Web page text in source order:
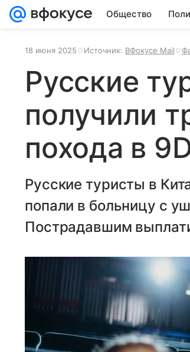
Общество
18 июня 2025 Источник: ВФокусе Mail
Русские
получили
похода в
Русские туристы в
попали в больницу с
Пострадавшим